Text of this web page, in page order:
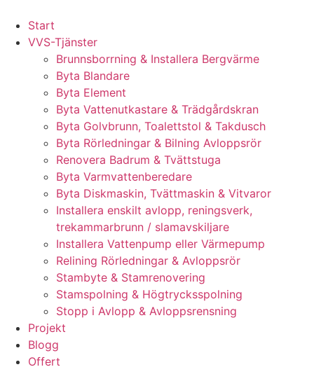
content
Start
VVS-Tjänster
Brunnsborrning & Installera Bergvärme
Byta Blandare
Byta Element
Byta Vattenutkastare & Trädgårdskran
Byta Golvbrunn, Toalettstol & Takdusch
Byta Rörledningar & Bilning Avloppsrör
Renovera Badrum & Tvättstuga
Byta Varmvattenberedare
Byta Diskmaskin, Tvättmaskin & Vitvaror
Installera enskilt avlopp, reningsverk,
trekammarbrunn / slamavskiljare
Installera Vattenpump eller Värmepump
Relining Rörledningar & Avloppsrör
Stambyte & Stamrenovering
Stamspolning & Högtrycksspolning
Stopp i Avlopp & Avloppsrensning
Projekt
Blogg
Offert